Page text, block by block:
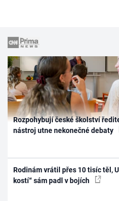
Rozpohybují české školství
nástroj utne nekonečné debaty
Rodinám vrátil přes 10 tisíc těl,
kostí“ sám padl v bojích